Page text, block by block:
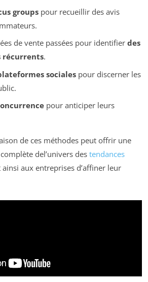
groupspour recueillir des avis
de vente passées pour identifier des
récurrents.
socialespour discerner les
pour anticiper leurs
de ces méthodes peut offrir une
del’univers des tendances
aux entreprises d’affiner leur